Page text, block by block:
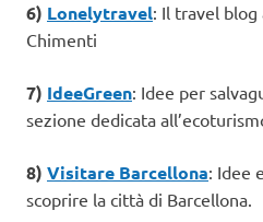
6) Lonelytravel: Il travel blog
Chimenti
7) IdeeGreen: Idee per
sezione dedicata
8) Visitare Barcellona: Idee
scoprire la città di Barcellona.